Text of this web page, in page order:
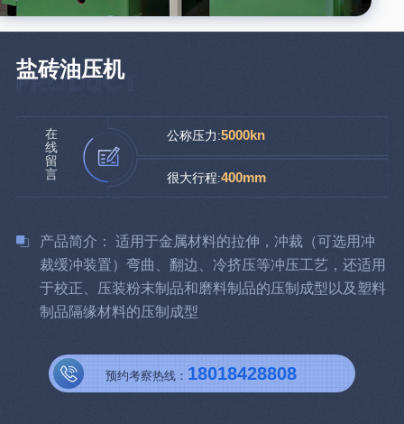
盐砖油压机
在
线
留
言
公称压力:5000kn
很大行程:400mm
产品简介： 适用于金属材料的拉伸，冲裁（可选用冲
裁缓冲装置）弯曲、翻边、冷挤压等冲压工艺，还适用
于校正、压装粉末制品和磨料制品的压制成型以及塑料
制品隔缘材料的压制成型
预约考察热线： 18018428808